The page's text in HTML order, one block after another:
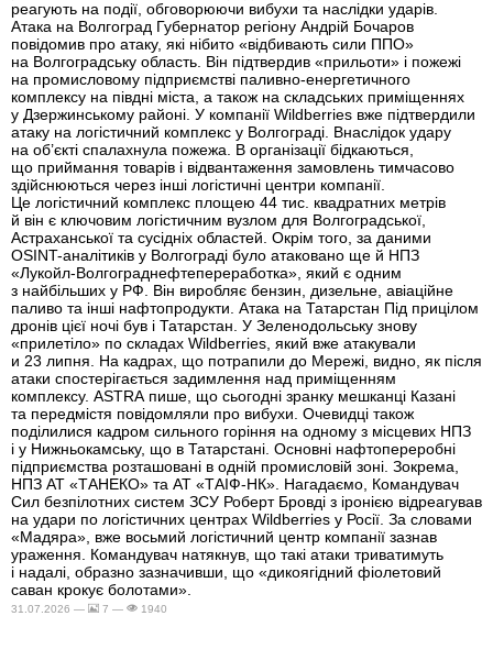
реагують на події, обговорюючи вибухи та наслідки ударів.
Атака на Волгоград Губернатор регіону Андрій Бочаров
повідомив про атаку, які нібито «відбивають сили ППО»
на Волгоградську область. Він підтвердив «прильоти» і пожежі
на промисловому підприємстві паливно-енергетичного
комплексу на півдні міста, а також на складських приміщеннях
у Дзержинському районі. У компанії Wildberries вже підтвердили
атаку на логістичний комплекс у Волгограді. Внаслідок удару
на об’єкті спалахнула пожежа. В організації бідкаються,
що приймання товарів і відвантаження замовлень тимчасово
здійснюються через інші логістичні центри компанії.
Це логістичний комплекс площею 44 тис. квадратних метрів
й він є ключовим логістичним вузлом для Волгоградської,
Астраханської та сусідніх областей. Окрім того, за даними
OSINT-аналітиків у Волгограді було атаковано ще й НПЗ
«Лукойл-Волгограднефтепереработка», який є одним
з найбільших у РФ. Він виробляє бензин, дизельне, авіаційне
паливо та інші нафтопродукти. Атака на Татарстан Під прицілом
дронів цієї ночі був і Татарстан. У Зеленодольську знову
«прилетіло» по складах Wildberries, який вже атакували
и 23 липня. На кадрах, що потрапили до Мережі, видно, як після
атаки спостерігається задимлення над приміщенням
комплексу. ASTRA пише, що сьогодні зранку мешканці Казані
та передмістя повідомляли про вибухи. Очевидці також
поділилися кадром сильного горіння на одному з місцевих НПЗ
і у Нижньокамську, що в Татарстані. Основні нафтопереробні
підприємства розташовані в одній промисловій зоні. Зокрема,
НПЗ АТ «ТАНЕКО» та АТ «ТАІФ-НК». Нагадаємо, Командувач
Сил безпілотних систем ЗСУ Роберт Бровді з іронією відреагував
на удари по логістичних центрах Wildberries у Росії. За словами
«Мадяра», вже восьмий логістичний центр компанії зазнав
ураження. Командувач натякнув, що такі атаки триватимуть
і надалі, образно зазначивши, що «дикоягідний фіолетовий
саван крокує болотами».
31.07.2026 — 7 — 1940